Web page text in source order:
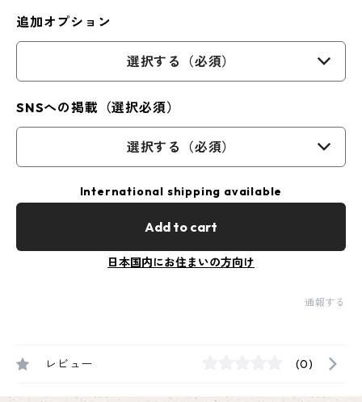
追加オプション
選択する（必須）
SNSへの掲載（選択必須）
選択する（必須）
International shipping available
Add to cart
日本国内にお住まいの方向け
通報する
レビュー (0)